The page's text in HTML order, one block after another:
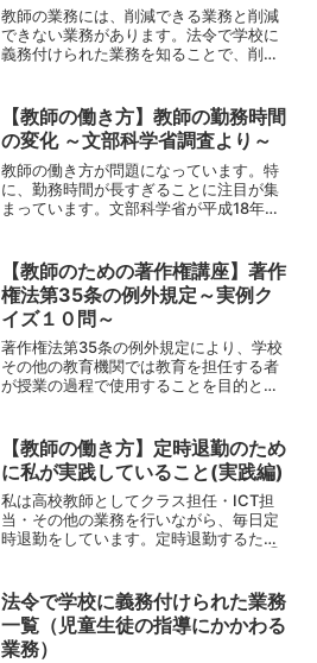
教師の業務には、削減できる業務と削減
できない業務があります。法令で学校に
義務付けられた業務を知ることで、削減
す。法令で学校に義務付けられた業務を
知って、働き方改革を進めていきましょ
う。この記事では、学校の運営にかかわ
る業務について紹介します。
【教師の働き方】教師の勤務時間
の変化 ～文部科学省調査より～
教師の働き方が問題になっています。特
に、勤務時間が長すぎることに注目が集
まっています。文部科学省が平成18年度
がどのように変化したのか、職種別・年
代別に見ていきます。比べることで、教
員の勤務時間を長くしている原因が見え
てくるかもしれません。
【教師のための著作権講座】著作
権法第35条の例外規定～実例ク
イズ１０問～
著作権法第35条の例外規定により、学校
その他の教育機関では教育を担任する者
が授業の過程で使用することを目的とす
多くの条件があります。この著作権法第
35条の例外規定が適用される条件を正し
く理解しておきましょう。
【教師の働き方】定時退勤のため
に私が実践していること(実践編)
私は高校教師としてクラス担任・ICT担
当・その他の業務を行いながら、毎日定
時退勤をしています。定時退勤するため
果』を考える。③自分の首を自分で絞め
ない…など、参考になれば嬉しいです。
法令で学校に義務付けられた業務
一覧（児童生徒の指導にかかわる
業務）